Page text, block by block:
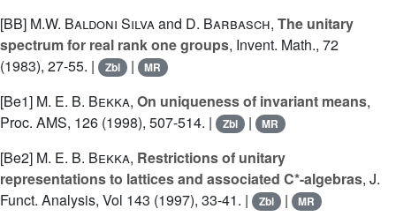
[BB] M.W. Baldoni Silvaand D. Barbasch, The unitary
spectrum for real rank one groups, Invent. Math., 72
(1983), 27-55. |
Zbl | MR
[Be1] M. E. B. Bekka, On uniqueness of invariant means,
Proc. AMS, 126 (1998), 507-514. |
Zbl | MR
[Be2] M. E. B. Bekka, Restrictions of unitary
representations to lattices and associated C*-algebras, J.
Funct. Analysis, Vol 143 (1997), 33-41. |
Zbl | MR